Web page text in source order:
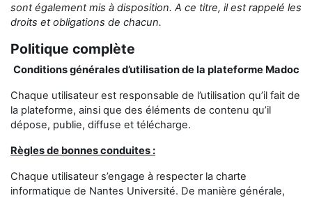
sont également mis à disposition. A ce titre, il est rappelé les
droits et obligations de chacun.
Politique complète
Conditions générales d’utilisation de la plateforme Madoc
Chaque utilisateur est responsable de l’utilisation qu’il fait de
la plateforme, ainsi que des éléments de contenu qu’il
dépose, publie, diffuse et télécharge.
Règles de bonnes conduites :
Chaque utilisateur s’engage à respecter la charte
informatique de Nantes Université. De manière générale,